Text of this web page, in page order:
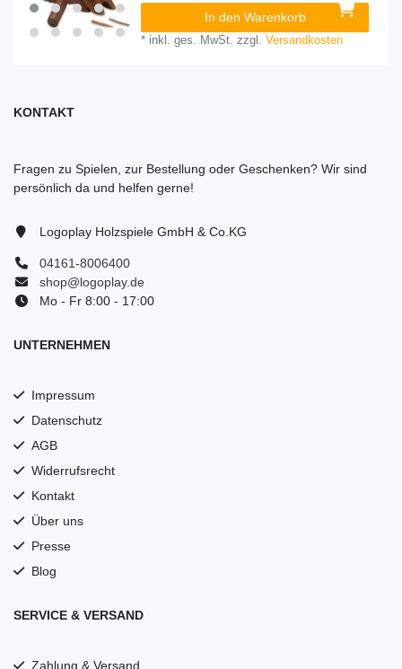
In den Warenkorb
* inkl. ges. MwSt. zzgl.Versandkosten
KONTAKT
Fragen zu Spielen, zur Bestellung oder Geschenken? Wir sind
persönlich da und helfen gerne!
Logoplay Holzspiele GmbH & Co.KG
04161-8006400
shop@logoplay.de
Mo - Fr 8:00 - 17:00
UNTERNEHMEN
Impressum
Datenschutz
AGB
Widerrufsrecht
Kontakt
Über uns
Presse
Blog
SERVICE & VERSAND
Zahlung & Versand